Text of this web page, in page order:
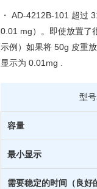
・ AD-4212B-101 超过
0.01 mg）。
即使放置了
示例）如果将 50g 皮重
显示为 0.01mg .
型
容量
最小显示
需要稳定的时间（良好